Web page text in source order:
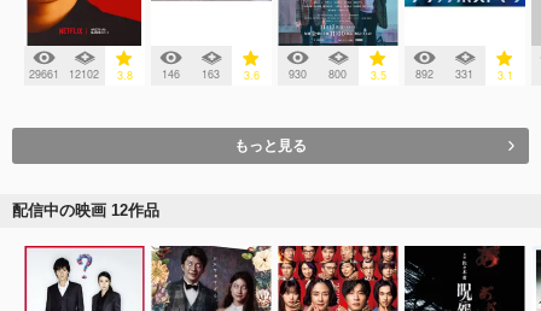
29661 12102 3.8 146 163 3.6 930 800 3.5 892 331 3.1
もっと見る
配信中の映画 12作品